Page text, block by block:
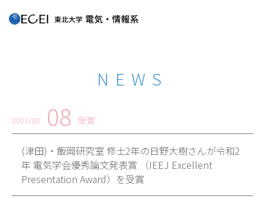
NEWS
2021/03 08 受賞
(津田)・飯岡研究室 修士2年の日野大樹さんが令和2
年 電気学会優秀論文発表賞 （IEEJ Excellent
Presentation Award）を受賞